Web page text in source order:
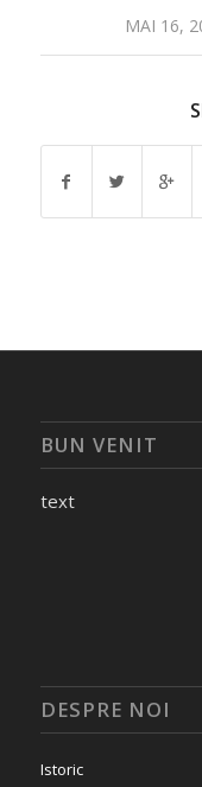
MAI 16,
/
BUN VENIT
text
DESPRE NOI
Istoric